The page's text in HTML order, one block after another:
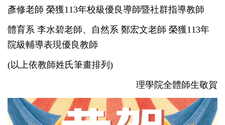
彥修老師 榮獲113年校級優良導師暨社群指導教師
體育系 李水碧老師、自然系 鄭宏文老師 榮獲113年
院級輔導表現優良教師
(以上依教師姓氏筆畫排列)
理學院全體師生敬賀